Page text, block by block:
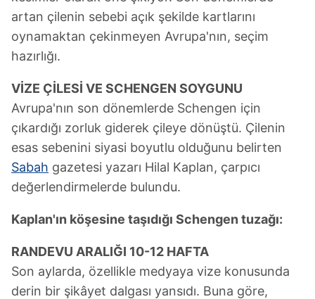
artan çilenin sebebi açık şekilde kartlarını
oynamaktan çekinmeyen Avrupa'nın, seçim
hazırlığı.
VİZE ÇİLESİ VE SCHENGEN SOYGUNU
Avrupa'nın son dönemlerde Schengen için
çıkardığı zorluk giderek çileye dönüştü. Çilenin
esas sebenini siyasi boyutlu olduğunu belirten
Sabah gazetesi yazarı Hilal Kaplan, çarpıcı
değerlendirmelerde bulundu.
Kaplan'ın köşesine taşıdığı Schengen tuzağı:
RANDEVU ARALIĞI 10-12 HAFTA
Son aylarda, özellikle medyaya vize konusunda
derin bir şikâyet dalgası yansıdı. Buna göre,